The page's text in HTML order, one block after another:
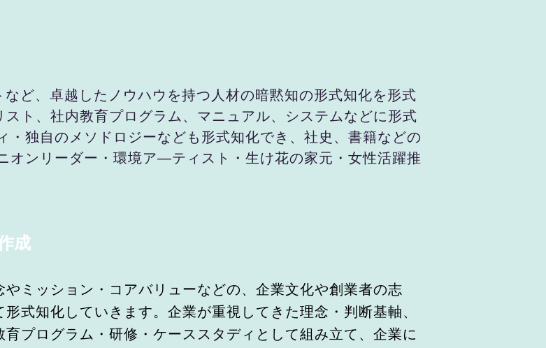
ど、卓越したノウハウを持つ人材の暗黙知の形式知化を形式
ト、社内教育プログラム、マニュアル、システムなどに形式
・独自のメソドロジーなども形式知化でき、社史、書籍などの
オンリーダー・環境ア―ティスト・生け花の家元・女性活躍推
成
ミッション・コアバリューなどの、企業文化や創業者の志
式知化していきます。企業が重視してきた理念・判断基軸、
プログラム・研修・ケーススタディとして組み立て、企業に